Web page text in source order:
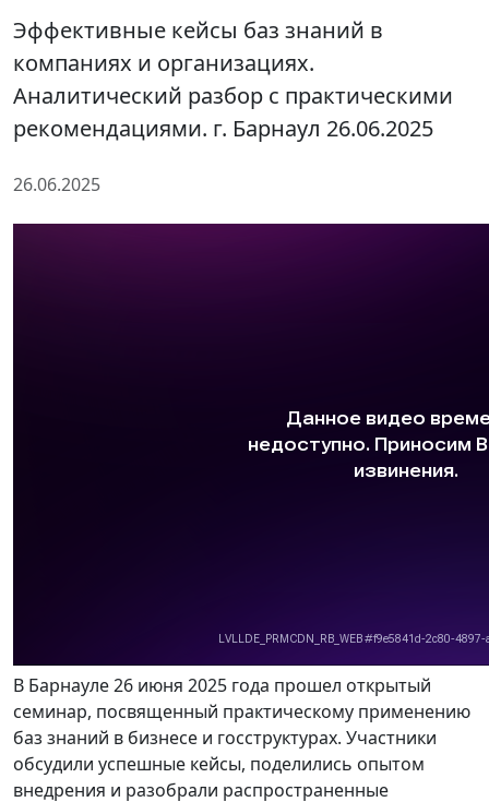
Эффективные кейсы баз знаний в
компаниях и организациях.
Аналитический разбор с практическими
рекомендациями. г. Барнаул 26.06.2025
26.06.2025
В Барнауле 26 июня 2025 года прошел открытый
семинар, посвященный практическому применению
баз знаний в бизнесе и госструктурах. Участники
обсудили успешные кейсы, поделились опытом
внедрения и разобрали распространенные